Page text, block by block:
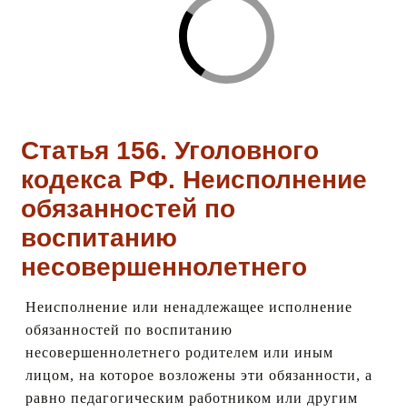
Статья 156. Уголовного
кодекса РФ. Неисполнение
обязанностей по
воспитанию
несовершеннолетнего
Неисполнение или ненадлежащее исполнение
обязанностей по воспитанию
несовершеннолетнего родителем или иным
лицом, на которое возложены эти обязанности, а
равно педагогическим работником или другим